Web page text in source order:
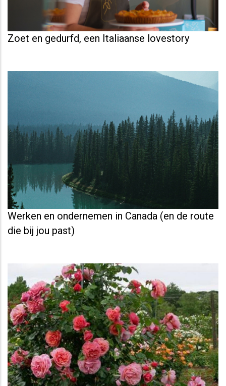
Zoet en gedurfd, een Italiaanse lovestory
Werken en ondernemen in Canada (en de route
die bij jou past)